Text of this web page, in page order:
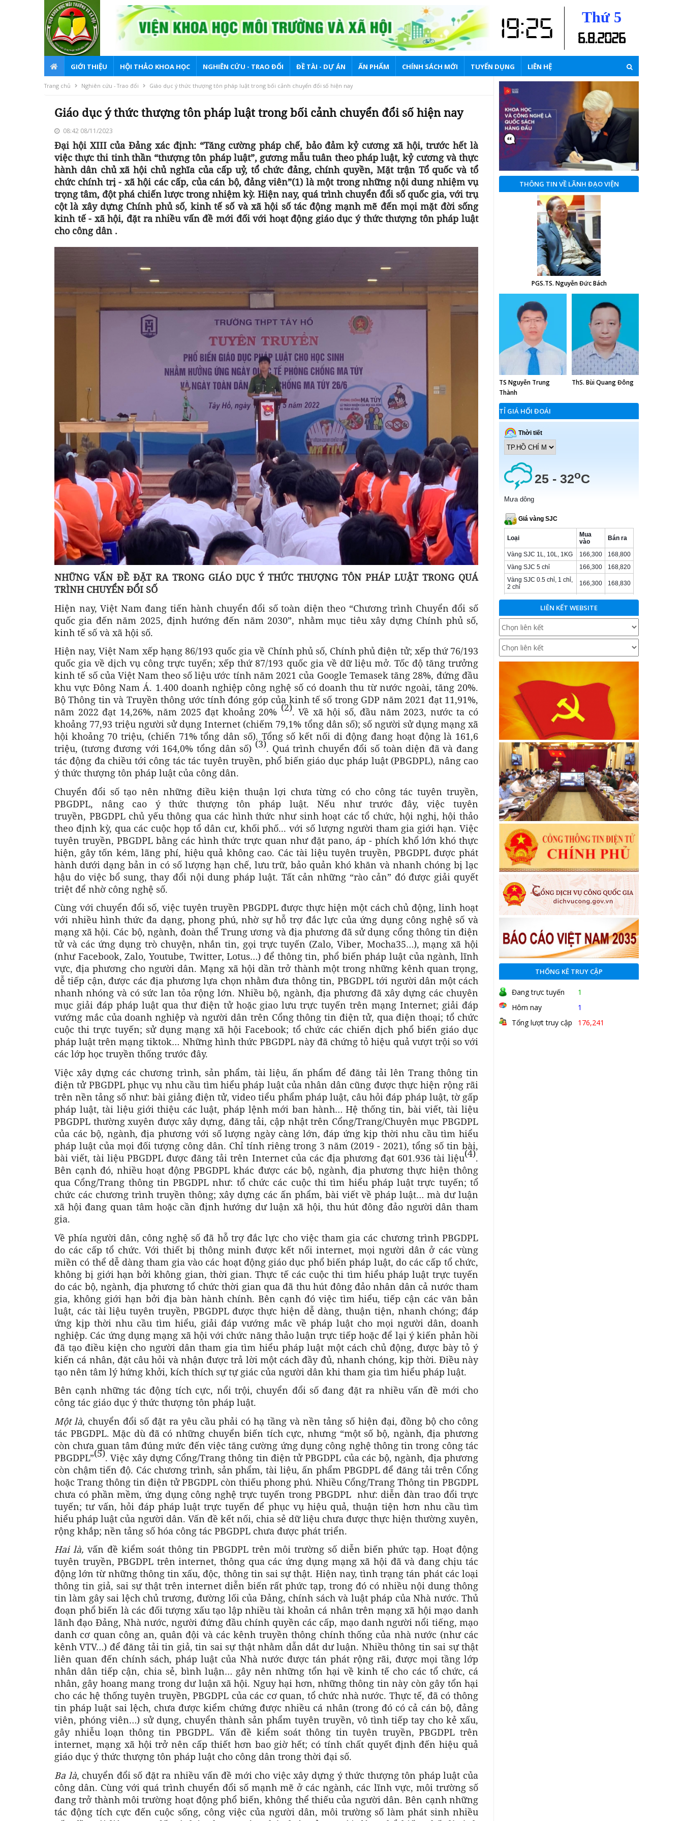
19:25 Thứ 5
6.8.2026
GIỚI THIỆU HỘI THẢO KHOA HỌC NGHIÊN CỨU - TRAO ĐỔI ĐỀ TÀI - DỰ ÁN ẤN PHẨM CHÍNH SÁCH MỚI TUYỂN DỤNG LIÊN HỆ
Trang chủ Nghiên cứu - Trao đổi Giáo dục ý thức thượng tôn pháp luật trong bối cảnh chuyển đổi số hiện nay
Giáo dục ý thức thượng tôn pháp luật trong bối cảnh chuyển đổi số hiện nay
08:42 08/11/2023
Đại hội XIII của Đảng xác định: “Tăng cường pháp chế, bảo đảm kỷ cương xã hội, trước hết là
việc thực thi tinh thần “thượng tôn pháp luật”, gương mẫu tuân theo pháp luật, kỷ cương và thực
hành dân chủ xã hội chủ nghĩa của cấp uỷ, tổ chức đảng, chính quyền, Mặt trận Tổ quốc và tổ
chức chính trị - xã hội các cấp, của cán bộ, đảng viên”(1) là một trong những nội dung nhiệm vụ
trọng tâm, đột phá chiến lược trong nhiệm kỳ. Hiện nay, quá trình chuyển đổi số quốc gia, với trụ
cột là xây dựng Chính phủ số, kinh tế số và xã hội số tác động mạnh mẽ đến mọi mặt đời sống
kinh tế - xã hội, đặt ra nhiều vấn đề mới đối với hoạt động giáo dục ý thức thượng tôn pháp luật
cho công dân .
NHỮNG VẤN ĐỀ ĐẶT RA TRONG GIÁO DỤC Ý THỨC THƯỢNG TÔN PHÁP LUẬT TRONG QUÁ
TRÌNH CHUYỂN ĐỔI SỐ
Hiện nay, Việt Nam đang tiến hành chuyển đổi số toàn diện theo “Chương trình Chuyển đổi số
quốc gia đến năm 2025, định hướng đến năm 2030”, nhằm mục tiêu xây dựng Chính phủ số,
kinh tế số và xã hội số.
Hiện nay, Việt Nam xếp hạng 86/193 quốc gia về Chính phủ số, Chính phủ điện tử; xếp thứ 76/193
quốc gia về dịch vụ công trực tuyến; xếp thứ 87/193 quốc gia về dữ liệu mở. Tốc độ tăng trưởng
kinh tế số của Việt Nam theo số liệu ước tính năm 2021 của Google Temasek tăng 28%, đứng đầu
khu vực Đông Nam Á. 1.400 doanh nghiệp công nghệ số có doanh thu từ nước ngoài, tăng 20%.
Bộ Thông tin và Truyền thông ước tính đóng góp của kinh tế số trong GDP năm 2021 đạt 11,91%,
năm 2022 đạt 14,26%, năm 2025 đạt khoảng 20% (2). Về xã hội số, đầu năm 2023, nước ta có
khoảng 77,93 triệu người sử dụng Internet (chiếm 79,1% tổng dân số); số người sử dụng mạng xã
hội khoảng 70 triệu, (chiến 71% tổng dân số). Tổng số kết nối di động đang hoạt động là 161,6
triệu, (tương đương với 164,0% tổng dân số) (3). Quá trình chuyển đổi số toàn diện đã và đang
tác động đa chiều tới công tác tác tuyên truyền, phổ biến giáo dục pháp luật (PBGDPL), nâng cao
ý thức thượng tôn pháp luật của công dân.
Chuyển đổi số tạo nên những điều kiện thuận lợi chưa từng có cho công tác tuyên truyền,
PBGDPL, nâng cao ý thức thượng tôn pháp luật. Nếu như trước đây, việc tuyên
truyền, PBGDPL chủ yếu thông qua các hình thức như sinh hoạt các tổ chức, hội nghị, hội thảo
theo định kỳ, qua các cuộc họp tổ dân cư, khối phố... với số lượng người tham gia giới hạn. Việc
tuyên truyền, PBGDPL bằng các hình thức trực quan như đặt pano, áp - phích khổ lớn khó thực
hiện, gây tốn kém, lãng phí, hiệu quả không cao. Các tài liệu tuyên truyền, PBGDPL được phát
hành dưới dạng bản in có số lượng hạn chế, lưu trữ, bảo quản khó khăn và nhanh chóng bị lạc
hậu do việc bổ sung, thay đổi nội dung pháp luật. Tất cản những “rào cản” đó được giải quyết
triệt để nhờ công nghệ số.
Cùng với chuyển đổi số, việc tuyên truyền PBGDPL được thực hiện một cách chủ động, linh hoạt
với nhiều hình thức đa dạng, phong phú, nhờ sự hỗ trợ đắc lực của ứng dụng công nghệ số và
mạng xã hội. Các bộ, ngành, đoàn thể Trung ương và địa phương đã sử dụng cổng thông tin điện
tử và các ứng dụng trò chuyện, nhắn tin, gọi trực tuyến (Zalo, Viber, Mocha35…), mạng xã hội
(như Facebook, Zalo, Youtube, Twitter, Lotus…) để thông tin, phổ biến pháp luật của ngành, lĩnh
vực, địa phương cho người dân. Mạng xã hội dần trở thành một trong những kênh quan trọng,
dễ tiếp cận, được các địa phương lựa chọn nhằm đưa thông tin, PBGDPL tới người dân một cách
nhanh nhóng và có sức lan tỏa rộng lớn. Nhiều bộ, ngành, địa phương đã xây dựng các chuyên
mục giải đáp pháp luật qua thư điện tử hoặc giao lưu trực tuyến trên mạng Internet; giải đáp
vướng mắc của doanh nghiệp và người dân trên Cổng thông tin điện tử, qua điện thoại; tổ chức
cuộc thi trực tuyến; sử dụng mạng xã hội Facebook; tổ chức các chiến dịch phổ biến giáo dục
pháp luật trên mạng tiktok… Những hình thức PBGDPL này đã chứng tỏ hiệu quả vượt trội so với
các lớp học truyền thống trước đây.
Việc xây dựng các chương trình, sản phẩm, tài liệu, ấn phẩm để đăng tải lên Trang thông tin
điện tử PBGDPL phục vụ nhu cầu tìm hiểu pháp luật của nhân dân cũng được thực hiện rộng rãi
trên nền tảng số như: bài giảng điện tử, video tiểu phẩm pháp luật, câu hỏi đáp pháp luật, tờ gấp
pháp luật, tài liệu giới thiệu các luật, pháp lệnh mới ban hành… Hệ thống tin, bài viết, tài liệu
PBGDPL thường xuyên được xây dựng, đăng tải, cập nhật trên Cổng/Trang/Chuyên mục PBGDPL
của các bộ, ngành, địa phương với số lượng ngày càng lớn, đáp ứng kịp thời nhu cầu tìm hiểu
pháp luật của mọi đối tượng công dân. Chỉ tính riêng trong 3 năm (2019 - 2021), tổng số tin bài,
bài viết, tài liệu PBGDPL được đăng tải trên Internet của các địa phương đạt 601.936 tài liệu(4).
Bên cạnh đó, nhiều hoạt động PBGDPL khác được các bộ, ngành, địa phương thực hiện thông
qua Cổng/Trang thông tin PBGDPL như: tổ chức các cuộc thi tìm hiểu pháp luật trực tuyến; tổ
chức các chương trình truyền thông; xây dựng các ấn phẩm, bài viết về pháp luật… mà dư luận
xã hội đang quan tâm hoặc cần định hướng dư luận xã hội, thu hút đông đảo người dân tham
gia.
Về phía người dân, công nghệ số đã hỗ trợ đắc lực cho việc tham gia các chương trình PBGDPL
do các cấp tổ chức. Với thiết bị thông minh được kết nối internet, mọi người dân ở các vùng
miền có thể dễ dàng tham gia vào các hoạt động giáo dục phổ biến pháp luật, do các cấp tổ chức,
không bị giới hạn bởi không gian, thời gian. Thực tế các cuộc thi tìm hiểu pháp luật trực tuyến
do các bộ, ngành, địa phương tổ chức thời gian qua đã thu hút đông đảo nhân dân cả nước tham
gia, không giới hạn bởi địa bàn hành chính. Bên cạnh đó việc tìm hiểu, tiếp cận các văn bản
luật, các tài liệu tuyên truyền, PBGDPL được thực hiện dễ dàng, thuận tiện, nhanh chóng; đáp
ứng kịp thời nhu cầu tìm hiểu, giải đáp vướng mắc về pháp luật cho mọi người dân, doanh
nghiệp. Các ứng dụng mạng xã hội với chức năng thảo luận trực tiếp hoặc để lại ý kiến phản hồi
đã tạo điều kiện cho người dân tham gia tìm hiểu pháp luật một cách chủ động, được bày tỏ ý
kiến cá nhân, đặt câu hỏi và nhận được trả lời một cách đầy đủ, nhanh chóng, kịp thời. Điều này
tạo nên tâm lý hứng khởi, kích thích sự tự giác của người dân khi tham gia tìm hiểu pháp luật.
Bên cạnh những tác động tích cực, nổi trội, chuyển đổi số đang đặt ra nhiều vấn đề mới cho
công tác giáo dục ý thức thượng tôn pháp luật.
Một là, chuyển đổi số đặt ra yêu cầu phải có hạ tầng và nền tảng số hiện đại, đồng bộ cho công
tác PBGDPL. Mặc dù đã có những chuyển biến tích cực, nhưng “một số bộ, ngành, địa phương
còn chưa quan tâm đúng mức đến việc tăng cường ứng dụng công nghệ thông tin trong công tác
PBGDPL”(5). Việc xây dựng Cổng/Trang thông tin điện tử PBGDPL của các bộ, ngành, địa phương
còn chậm tiến độ. Các chương trình, sản phẩm, tài liệu, ấn phẩm PBGDPL để đăng tải trên Cổng
hoặc Trang thông tin điện tử PBGDPL còn thiếu phong phú. Nhiều Cổng/Trang Thông tin PBGDPL
chưa có phần mềm, ứng dụng công nghệ trực tuyến trong PBGDPL như: diễn đàn trao đổi trực
tuyến; tư vấn, hỏi đáp pháp luật trực tuyến để phục vụ hiệu quả, thuận tiện hơn nhu cầu tìm
hiểu pháp luật của người dân. Vấn đề kết nối, chia sẻ dữ liệu chưa được thực hiện thường xuyên,
rộng khắp; nền tảng số hóa công tác PBGDPL chưa được phát triển.
Hai là, vấn đề kiểm soát thông tin PBGDPL trên môi trường số diễn biến phức tạp. Hoạt động
tuyên truyền, PBGDPL trên internet, thông qua các ứng dụng mạng xã hội đã và đang chịu tác
động lớn từ những thông tin xấu, độc, thông tin sai sự thật. Hiện nay, tình trạng tán phát các loại
thông tin giả, sai sự thật trên internet diễn biến rất phức tạp, trong đó có nhiều nội dung thông
tin làm gây sai lệch chủ trương, đường lối của Đảng, chính sách và luật pháp của Nhà nước. Thủ
đoạn phổ biến là các đối tượng xấu tạo lập nhiều tài khoản cá nhân trên mạng xã hội mạo danh
lãnh đạo Đảng, Nhà nước, người đứng đầu chính quyền các cấp, mạo danh người nổi tiếng, mạo
danh cơ quan công an, quân đội và các kênh truyền thông chính thống của nhà nước (như các
kênh VTV…) để đăng tải tin giả, tin sai sự thật nhằm dẫn dắt dư luận. Nhiều thông tin sai sự thật
liên quan đến chính sách, pháp luật của Nhà nước được tán phát rộng rãi, được mọi tầng lớp
nhân dân tiếp cận, chia sẻ, bình luận… gây nên những tổn hại về kinh tế cho các tổ chức, cá
nhân, gây hoang mang trong dư luận xã hội. Nguy hại hơn, những thông tin này còn gây tổn hại
cho các hệ thống tuyên truyền, PBGDPL của các cơ quan, tổ chức nhà nước. Thực tế, đã có thông
tin pháp luật sai lệch, chưa được kiểm chứng được nhiều cá nhân (trong đó có cả cán bộ, đảng
viên, phóng viên…) sử dụng, chuyển thành sản phẩm tuyên truyền, vô tình tiếp tay cho kẻ xấu,
gây nhiễu loạn thông tin PBGDPL. Vấn đề kiểm soát thông tin tuyên truyền, PBGDPL trên
internet, mạng xã hội trở nên cấp thiết hơn bao giờ hết; có tính chất quyết định đến hiệu quả
giáo dục ý thức thượng tôn pháp luật cho công dân trong thời đại số.
Ba là, chuyển đổi số đặt ra nhiều vấn đề mới cho việc xây dựng ý thức thượng tôn pháp luật của
công dân. Cùng với quá trình chuyển đổi số mạnh mẽ ở các ngành, các lĩnh vực, môi trường số
đang trở thành môi trường hoạt động phổ biến, không thể thiếu của người dân. Bên cạnh những
tác động tích cực đến cuộc sống, công việc của người dân, môi trường số làm phát sinh nhiều
THÔNG TIN VỀ LÃNH ĐẠO VIỆN
PGS.TS. Nguyễn Đức Bách
TS Nguyễn Trung
Thành
ThS. Bùi Quang Đông
TỈ GIÁ HỐI ĐOÁI
LIÊN KẾT WEBSITE
THỐNG KÊ TRUY CẬP
Đang trực tuyến
1
Hôm nay
1
Tổng lượt truy cập
176,241